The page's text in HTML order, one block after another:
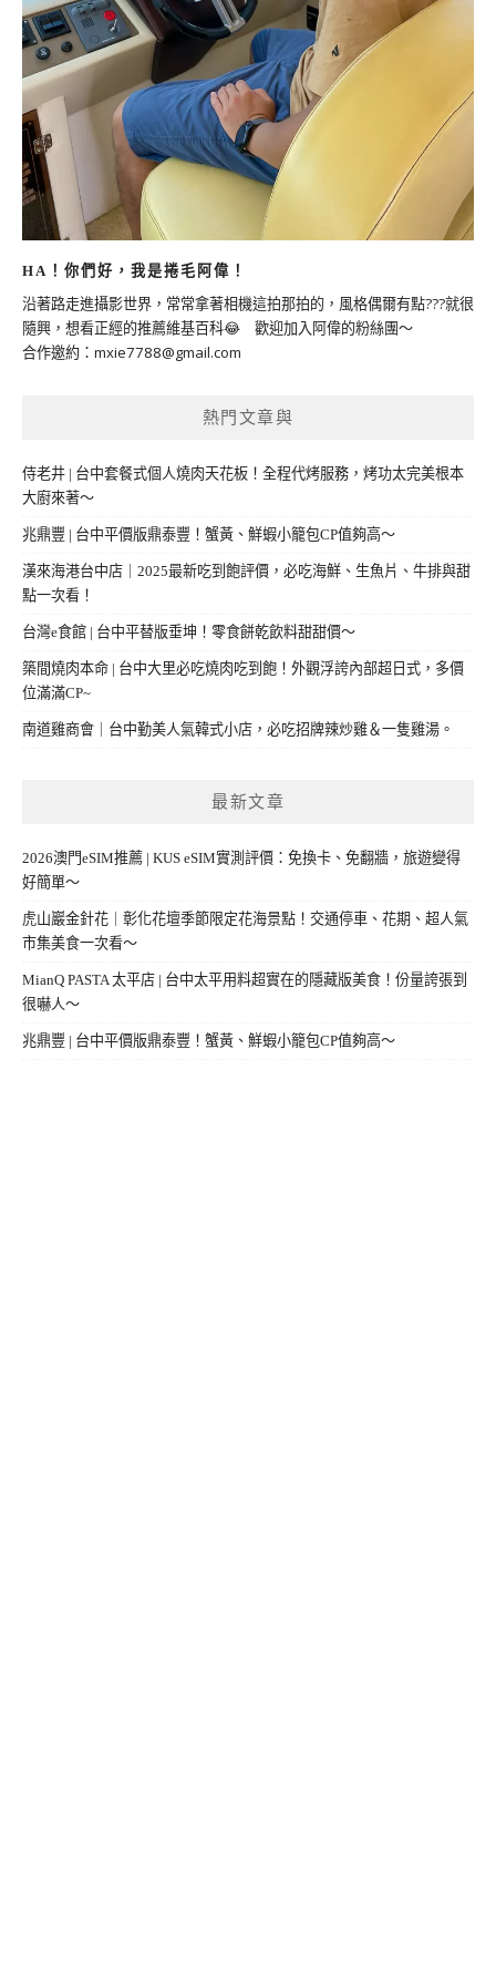
HA！你們好，我是捲毛阿偉！
沿著路走進攝影世界，常常拿著相機這拍那拍的，風格偶爾有點???就很
隨興，想看正經的推薦維基百科😂 歡迎加入阿偉的粉絲團～
合作邀約： mxie7788@gmail.com
熱門文章與
侍老井 | 台中套餐式個人燒肉天花板！全程代烤服務，烤功太完美根本
大廚來著～
兆鼎豐 | 台中平價版鼎泰豐！蟹黃、鮮蝦小籠包CP值夠高～
漢來海港台中店｜2025最新吃到飽評價，必吃海鮮、生魚片、牛排與甜
點一次看！
台灣e食館 | 台中平替版垂坤！零食餅乾飲料甜甜價～
築間燒肉本命 | 台中大里必吃燒肉吃到飽！外觀浮誇內部超日式，多價
位滿滿CP~
南道雞商會｜台中勤美人氣韓式小店，必吃招牌辣炒雞＆一隻雞湯。
最新文章
2026澳門eSIM推薦 | KUS eSIM實測評價：免換卡、免翻牆，旅遊變得
好簡單～
虎山巖金針花｜彰化花壇季節限定花海景點！交通停車、花期、超人氣
市集美食一次看～
MianQ PASTA 太平店 | 台中太平用料超實在的隱藏版美食！份量誇張到
很嚇人～
兆鼎豐 | 台中平價版鼎泰豐！蟹黃、鮮蝦小籠包CP值夠高～